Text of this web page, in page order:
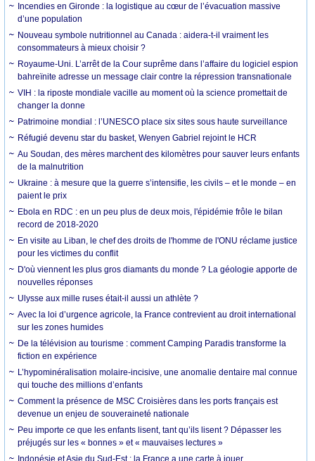
Incendies en Gironde : la logistique au cœur de l’évacuation massive
d’une population
Nouveau symbole nutritionnel au Canada : aidera-t-il vraiment les
consommateurs à mieux choisir ?
Royaume-Uni. L’arrêt de la Cour suprême dans l’affaire du logiciel espion
bahreïnite adresse un message clair contre la répression transnationale
VIH : la riposte mondiale vacille au moment où la science promettait de
changer la donne
Patrimoine mondial : l’UNESCO place six sites sous haute surveillance
Réfugié devenu star du basket, Wenyen Gabriel rejoint le HCR
Au Soudan, des mères marchent des kilomètres pour sauver leurs enfants
de la malnutrition
Ukraine : à mesure que la guerre s’intensifie, les civils – et le monde – en
paient le prix
Ebola en RDC : en un peu plus de deux mois, l'épidémie frôle le bilan
record de 2018-2020
En visite au Liban, le chef des droits de l'homme de l'ONU réclame justice
pour les victimes du conflit
D'où viennent les plus gros diamants du monde ? La géologie apporte de
nouvelles réponses
Ulysse aux mille ruses était-il aussi un athlète ?
Avec la loi d’urgence agricole, la France contrevient au droit international
sur les zones humides
De la télévision au tourisme : comment Camping Paradis transforme la
fiction en expérience
L’hypominéralisation molaire-incisive, une anomalie dentaire mal connue
qui touche des millions d’enfants
Comment la présence de MSC Croisières dans les ports français est
devenue un enjeu de souveraineté nationale
Peu importe ce que les enfants lisent, tant qu’ils lisent ? Dépasser les
préjugés sur les « bonnes » et « mauvaises lectures »
Indonésie et Asie du Sud-Est : la France a une carte à jouer